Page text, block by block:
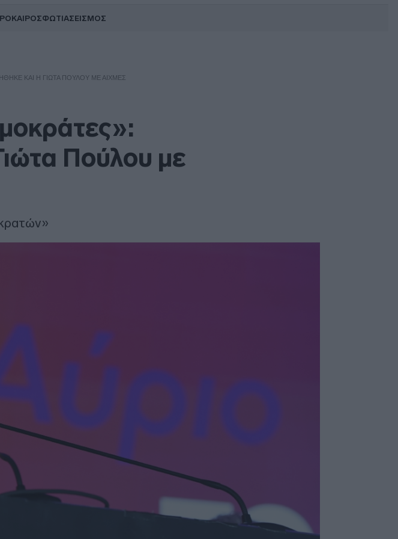
ΚΑΙΡΟΣΦΩΤΙΑΣΕΙΣΜΟΣ
ΚΑΙ Η ΓΙΏΤΑ ΠΟΎΛΟΥ ΜΕ ΑΙΧΜΈΣ
Πούλου με